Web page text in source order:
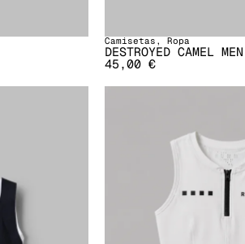
Camisetas , Ropa
DESTROYED CAMEL MEN
45,00 €